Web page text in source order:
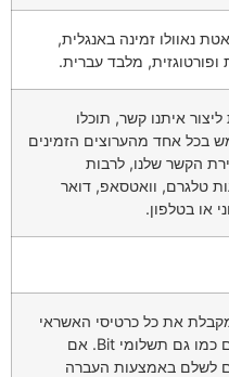
נאוולו זמינה באנגלית,
ופורטוגזית, מלבד עברית.
איתנו קשר, תוכלו
בכל אחד מהערוצים הזמינים
הקשר שלנו, לרבות
טלגרם, וואטסאפ, דואר
או בטלפון.
מקבלת את כל כרטיסי האשראי
הנפוצים כמו גם תשלומי Bit. אם
לשלם באמצעות העברה